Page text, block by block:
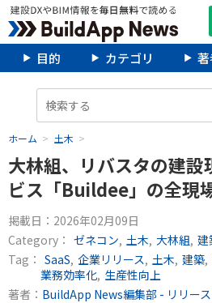
目的 カテゴリ
ホーム 土木
大林組、リバスタの建設
ビス「Buildee」の全現
掲載日： 2026年02月09日
Category： ゼネコン 土木 大林組 建
Tag： SaaS 企業リリース 土木 建築
業務効率化 生産性向上
著者： BuildApp News編集部 - リリー